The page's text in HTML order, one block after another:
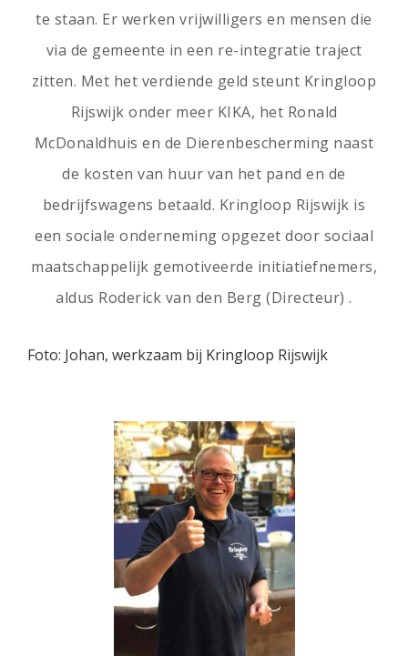
te staan. Er werken vrijwilligers en mensen die
via de gemeente in een re-integratie traject
zitten. Met het verdiende geld steunt Kringloop
Rijswijk onder meer KIKA, het Ronald
McDonaldhuis en de Dierenbescherming naast
de kosten van huur van het pand en de
bedrijfswagens betaald. Kringloop Rijswijk is
een sociale onderneming opgezet door sociaal
maatschappelijk gemotiveerde initiatiefnemers,
aldus Roderick van den Berg (Directeur) .
Foto: Johan, werkzaam bij Kringloop Rijswijk